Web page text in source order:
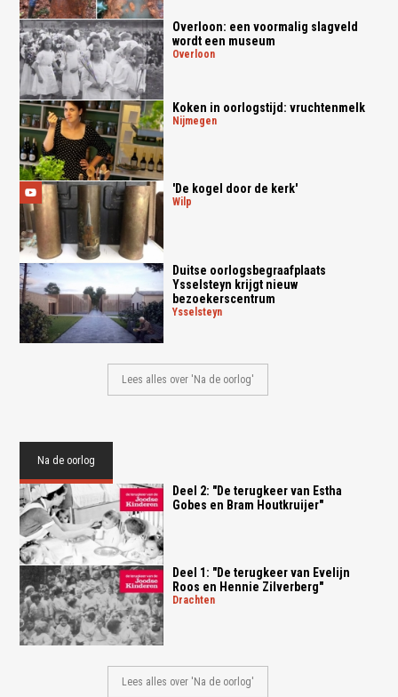
Overloon: een voormalig slagveld
wordt een museum
overloon
Koken in oorlogstijd: vruchtenmelk
nijmegen
'De kogel door de kerk'
wilp
Duitse oorlogsbegraafplaats
Ysselsteyn krijgt nieuw
bezoekerscentrum
ysselsteyn
Lees alles over 'Na de oorlog'
Na de oorlog
Deel 2: "De terugkeer van Estha
Gobes en Bram Houtkruijer"
Deel 1: "De terugkeer van Evelijn
Roos en Hennie Zilverberg"
drachten
Lees alles over 'Na de oorlog'